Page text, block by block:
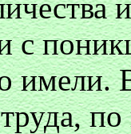
с
имели.